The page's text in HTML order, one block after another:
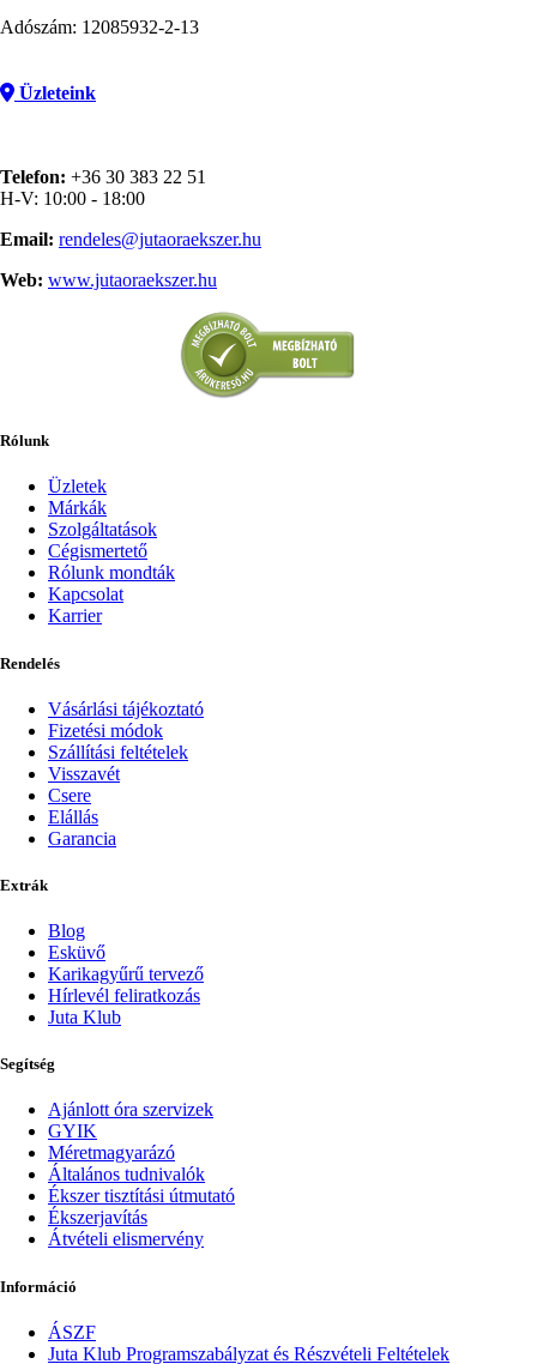
Adószám: 12085932-2-13
Üzleteink
Telefon: +36 30 383 22 51
H-V: 10:00 - 18:00
Email: rendeles@jutaoraekszer.hu
Web: www.jutaoraekszer.hu
Rólunk
Üzletek
Márkák
Szolgáltatások
Cégismertető
Rólunk mondták
Kapcsolat
Karrier
Rendelés
Vásárlási tájékoztató
Fizetési módok
Szállítási feltételek
Visszavét
Csere
Elállás
Garancia
Extrák
Blog
Esküvő
Karikagyűrű tervező
Hírlevél feliratkozás
Juta Klub
Segítség
Ajánlott óra szervizek
GYIK
Méretmagyarázó
Általános tudnivalók
Ékszer tisztítási útmutató
Ékszerjavítás
Átvételi elismervény
Információ
ÁSZF
Juta Klub Programszabályzat és Részvételi Feltételek